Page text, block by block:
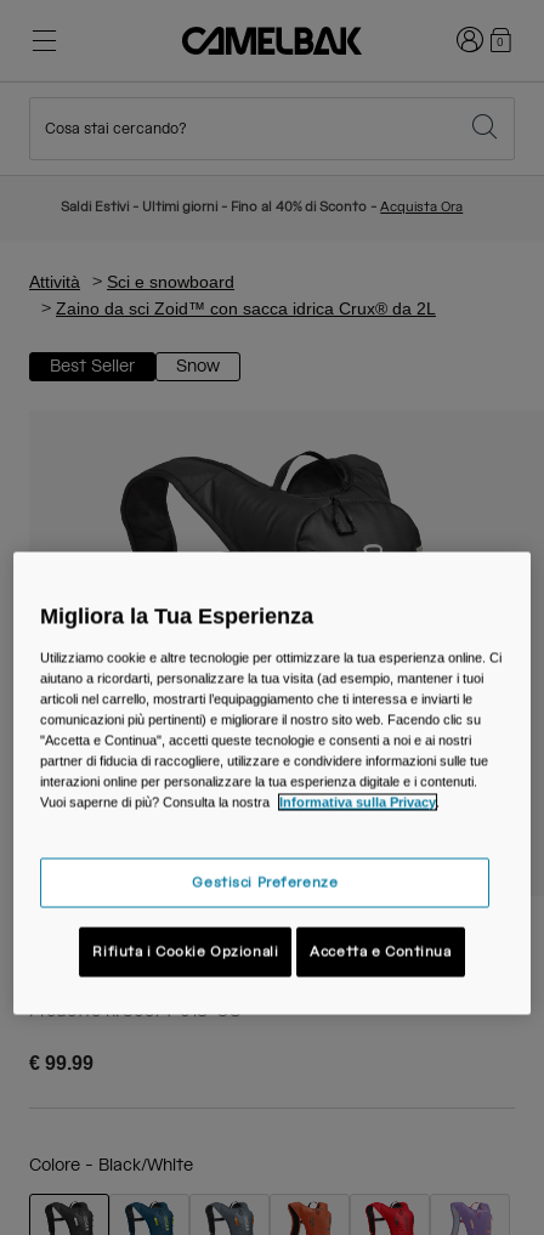
Nuovi Arrivi
Zaini Idratazione
Borracce Sport
Borracce
Borse Bici
Sacche Idriche
Accessori e Ricambi
Hiking
Viaggi e Lifestyle
Abbandona gli "usa e getta"
Accedi
0
Cosa stai cercando?
Saldi Estivi - Ultimi giorni - Fino al 40% di Sconto -Acquista Ora
Attività
Sci e snowboard
Zaino da sci Zoid™ con sacca idrica Crux® da 2L
Best Seller Snow
Zaino da sci Zoid™ con sacca idrica Crux®
Prodotto n.39574-018-OS
€ 99.99
Colore - Black/White
Migliora la Tua Esperienza
Utilizziamo cookie e altre tecnologie per ottimizzare la tua esperienza online. Ci
aiutano a ricordarti, personalizzare la tua visita (ad esempio, mantener i tuoi
articoli nel carrello, mostrarti l’equipaggiamento che ti interessa e inviarti le
comunicazioni più pertinenti) e migliorare il nostro sito web. Facendo clic su
"Accetta e Continua", accetti queste tecnologie e consenti a noi e ai nostri
partner di fiducia di raccogliere, utilizzare e condividere informazioni sulle tue
interazioni online per personalizzare la tua esperienza digitale e i contenuti.
Vuoi saperne di più? Consulta la nostra
Informativa sulla Privacy.
Gestisci Preferenze
Rifiuta i Cookie Opzionali Accetta e Continua